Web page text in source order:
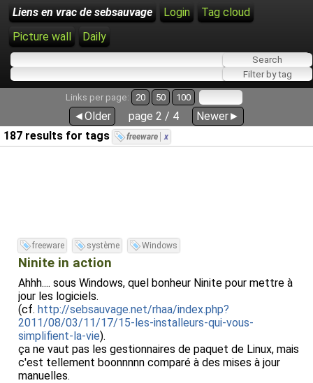
Liens en vrac de sebsauvage Login
Tag cloud
Picture wall
Daily
Links per page: 20 50 100
◄Older page 2 / 4
Newer►
187 results for tags
freeware x
freeware système Windows
Ninite in action
Ahhh.... sous Windows, quel bonheur Ninite pour mettre à
jour les logiciels.
(cf. http://sebsauvage.net/rhaa/index.php?
2011/08/03/11/17/15-les-installeurs-qui-vous-
simplifient-la-vie).
ça ne vaut pas les gestionnaires de paquet de Linux, mais
c'est tellement boonnnnn comparé à des mises à jour
manuelles.